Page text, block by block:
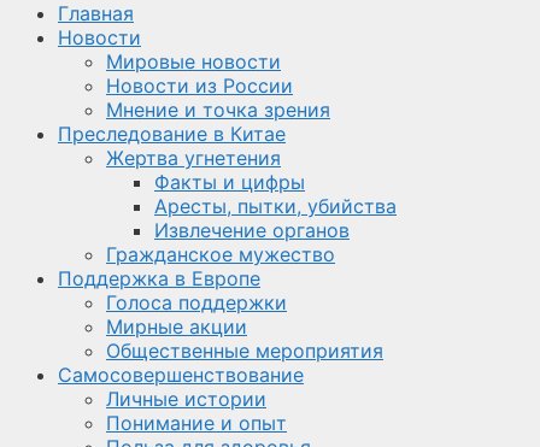
Главная
Новости
Мировые новости
Новости из России
Мнение и точка зрения
Преследование в Китае
Жертва угнетения
Факты и цифры
Аресты, пытки, убийства
Извлечение органов
Гражданское мужество
Поддержка в Европе
Голоса поддержки
Мирные акции
Общественные мероприятия
Самосовершенствование
Личные истории
Понимание и опыт